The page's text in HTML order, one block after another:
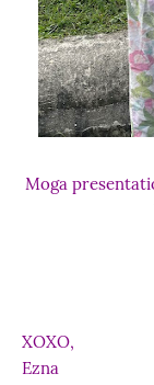
Moga
XOXO,
Ezna